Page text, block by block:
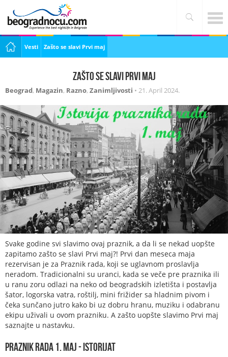
Vesti Zašto se slavi Prvi maj
Zašto se slavi Prvi maj
Beograd, Magazin, Razno, Zanimljivosti • 21. April 2024.
Svake godine svi slavimo ovaj praznik, a da li se nekad uopšte
zapitamo zašto se slavi Prvi maj?! Prvi dan meseca maja
rezervisan je za Praznik rada, koji se uglavnom proslavlja
neradom. Tradicionalni su uranci, kada se veče pre praznika ili
u ranu zoru odlazi na neko od beogradskih izletišta i postavlja
šator, logorska vatra, roštilj, mini frižider sa hladnim pivom i
čeka sunčano jutro kako bi uz dobru hranu, muziku i odabranu
ekipu uživali u ovom prazniku. A zašto uopšte slavimo Prvi maj
saznajte u nastavku.
Praznik rada 1. maj - Istorijat